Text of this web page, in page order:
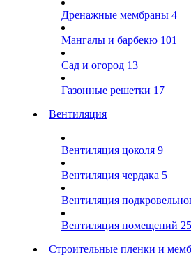
Дренажные мембраны 4
Мангалы и барбекю 101
Сад и огород 13
Газонные решетки 17
Вентиляция
Вентиляция цоколя 9
Вентиляция чердака 5
Вентиляция
Вентиляция помещений
Строительные пленки и